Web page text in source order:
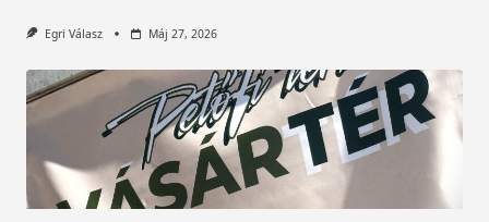
Egri Válasz Máj 27, 2026